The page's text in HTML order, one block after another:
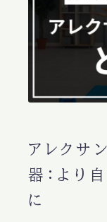
アレクサ
器：より
に